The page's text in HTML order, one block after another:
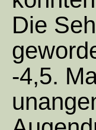
Die
-4,5.